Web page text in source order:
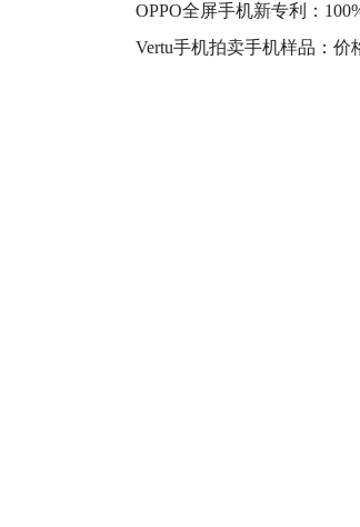
的
OPPO全屏手机新专利：
摄
Vertu手机拍卖手机样品：价